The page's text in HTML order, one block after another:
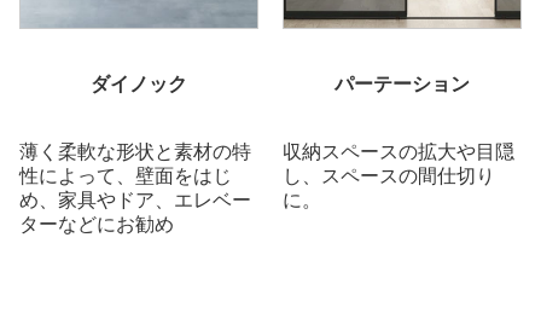
ダイノック
薄く柔軟な形状と素材の特
性によって、壁面をはじ
め、家具やドア、エレベー
ターなどにお勧め
パーテーション
収納スペースの拡大や目隠
し、スペースの間仕切り
に。